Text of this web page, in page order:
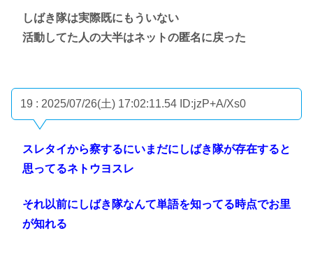
しばき隊は実際既にもういない
活動してた人の大半はネットの匿名に戻った
19 : 2025/07/26(土) 17:02:11.54 ID:jzP+A/Xs0
スレタイから察するにいまだにしばき隊が存在すると
思ってるネトウヨスレ
それ以前にしばき隊なんて単語を知ってる時点でお里
が知れる